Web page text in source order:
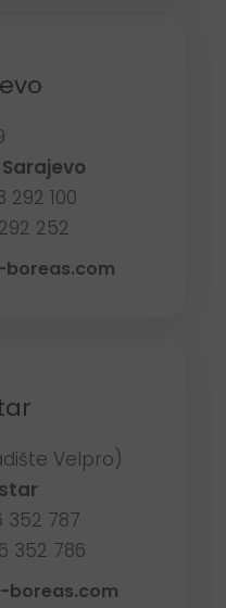
292 100
252
Velpro)
352 787
352 786
boreas.com